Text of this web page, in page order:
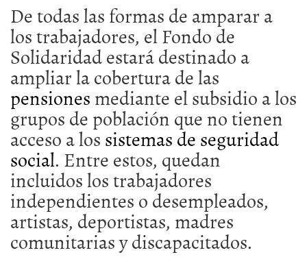
De todas las formas de amparar a
los trabajadores, el Fondo de
Solidaridad estará destinado a
ampliar la cobertura de las
pensionesmediante el subsidio a los
grupos de población que no tienen
acceso a lossistemas de seguridad
social. Entre estos, quedan
incluidos los trabajadores
independientes o desempleados,
artistas, deportistas, madres
comunitarias y discapacitados.